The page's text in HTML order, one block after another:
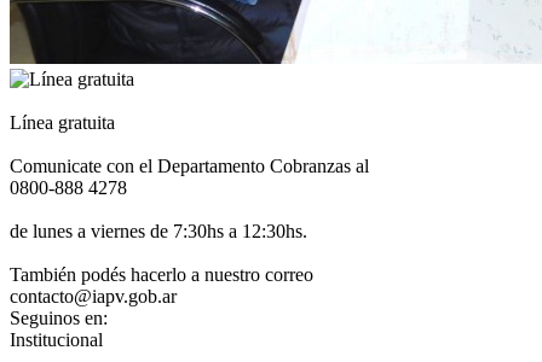
Línea gratuita
Comunicate con el Departamento Cobranzas al
0800-888 4278
de lunes a viernes de 7:30hs a 12:30hs.
También podés hacerlo a nuestro correo
contacto@iapv.gob.ar
Seguinos en:
Institucional